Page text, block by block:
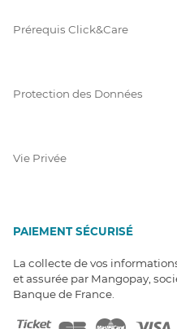
Prérequis Click&Care
Protection des Données
Vie Privée
PAIEMENT SÉCURISÉ
La collecte de vos
et assurée par Mangopay,
Banque de France.